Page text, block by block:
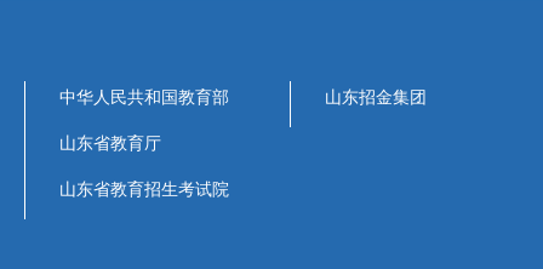
中华人民共和国教育部
山东省教育厅
山东省教育招生考试院
山东招金集团